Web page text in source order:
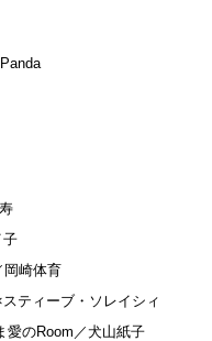
子
岡崎体育
ティーブ・ソレイシィ
愛のRoom／犬山紙子